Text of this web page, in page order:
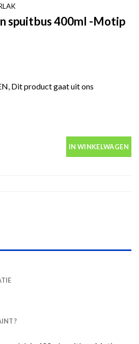
spuitbus 400ml -Motip
Dit product gaat uit ons
IN WINKELWAGEN